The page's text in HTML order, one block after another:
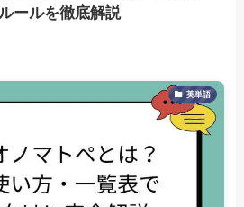
ールを徹底解説
英単語